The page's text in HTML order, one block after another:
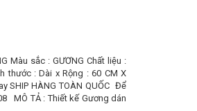
Màu sắc : GƯƠNG Chất liệu :
thước : Dài x Rộng : 60 CM X
SHIP HÀNG TOÀN QUỐC Để
MÔ TẢ : Thiết kế Gương dán